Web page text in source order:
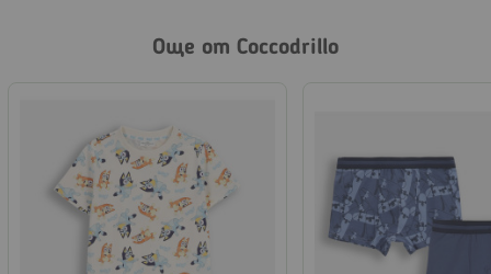
Още от Coccodrillo